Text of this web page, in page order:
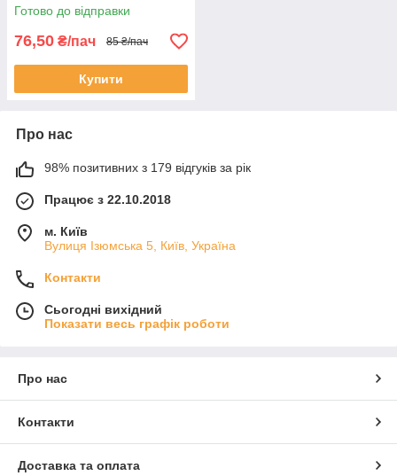
Готово до відправки
76,50 ₴/пач 85 ₴/пач
Купити
Про нас
98% позитивних з 179 відгуків за рік
Працює з 22.10.2018
м. Київ
Вулиця Ізюмська 5, Київ, Україна
Контакти
Сьогодні вихідний
Показати весь графік роботи
Про нас
Контакти
Доставка та оплата